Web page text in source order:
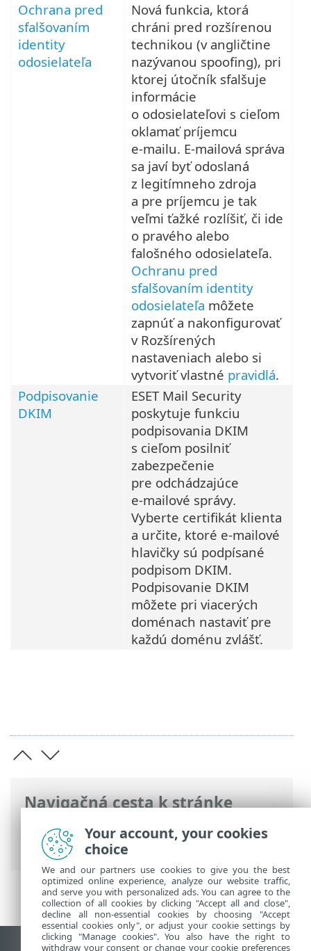
Navigačná cesta k stránke
ESET Online pomocník> ESET Mail
Security >Prehľad > Hlavné funkcie
Ochrana pred
sfalšovaním
identity
odosielateľa
Nová funkcia, ktorá
chráni pred rozšírenou
technikou (v angličtine
nazývanou spoofing), pri
ktorej útočník sfalšuje
informácie
o odosielateľovi s cieľom
oklamať príjemcu
e‑mailu. E‑mailová správa
sa javí byť odoslaná
z legitímneho zdroja
a pre príjemcu je tak
veľmi ťažké rozlíšiť, či ide
o pravého alebo
falošného odosielateľa.
Ochranu pred
sfalšovaním identity
odosielateľa môžete
zapnúť a nakonfigurovať
v Rozšírených
nastaveniach alebo si
vytvoriť vlastné pravidlá.
Podpisovanie
DKIM
ESET Mail Security
poskytuje funkciu
podpisovania DKIM
s cieľom posilniť
zabezpečenie
pre odchádzajúce
e‑mailové správy.
Vyberte certifikát klienta
a určite, ktoré e‑mailové
hlavičky sú podpísané
podpisom DKIM.
Podpisovanie DKIM
môžete pri viacerých
doménach nastaviť pre
každú doménu zvlášť.
Your account, your cookies
choice
We and our partners use cookies to give you the best
optimized online experience, analyze our website traffic,
and serve you with personalized ads. You can agree to the
collection of all cookies by clicking "Accept all and close",
decline all non-essential cookies by choosing "Accept
essential cookies only", or adjust your cookie settings by
clicking "Manage cookies". You also have the right to
withdraw your consent or change your cookie preferences